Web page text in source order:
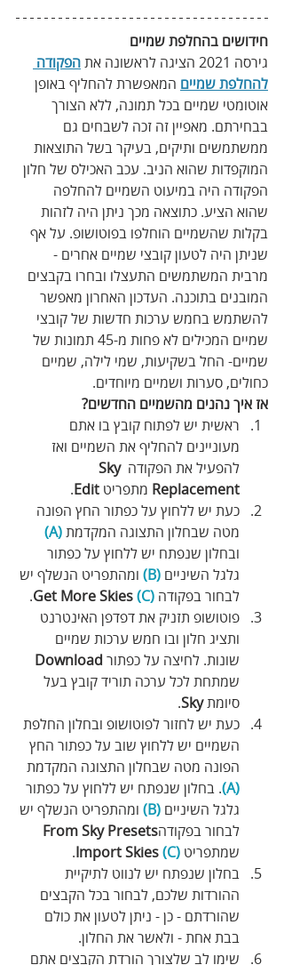
חידושים בהחלפת שמיים
גירסה 2021 הציגה לראשונה את
הפקודה
להחלפת שמיים המאפשרת להחליף באופן
אוטומטי שמיים בכל תמונה, ללא הצורך
בבחירתם. מאפיין זה זכה לשבחים גם
ממשתמשים ותיקים, בעיקר בשל התוצאות
המוקפדות שהוא הניב. עכב האכילס של חלון
הפקודה היה במיעוט השמיים להחלפה
שהוא הציע. כתוצאה מכך ניתן היה לזהות
בקלות שהשמיים הוחלפו בפוטושופ. על אף
שניתן היה לטעון קובצי שמיים אחרים -
מרבית המשתמשים התעצלו ובחרו בקבצים
המובנים בתוכנה. העדכון האחרון מאפשר
להשתמש בחמש ערכות חדשות של קובצי
שמיים המכילים לא פחות מ-45 תמונות של
שמיים- החל בשקיעות, שמי לילה, שמיים
כחולים, סערות ושמיים מיוחדים.
אז איך נהנים מהשמיים החדשים?
ראשית יש לפתוח קובץ בו אתם
מעוניינים להחליף את השמיים ואז
להפעיל את הפקודה Sky
Replacement מתפריט Edit
.
כעת יש ללחוץ על כפתור החץ הפונה
מטה שבחלון התצוגה המקדמת (A)
ובחלון שנפתח יש ללחוץ על כפתור
גלגל השיניים (B)
ומהתפריט הנשלף יש
לבחור בפקודה (C)
.
פוטושופ תזניק את דפדפן האינטרנט
ותציג חלון ובו חמש ערכות שמיים
שונות. לחיצה על כפתור Download
שמתחת לכל ערכה תוריד קובץ בעל
סיומת Sky
.
כעת יש לחזור לפוטושופ ובחלון החלפת
השמיים יש ללחוץ שוב על כפתור החץ
הפונה מטה שבחלון התצוגה המקדמת
(A)
. בחלון שנפתח יש ללחוץ על כפתור
גלגל השיניים (B)
ומהתפריט הנשלף יש
לבחור בפקודהFrom Sky Presets
שמתפריט
Import Skies (C)
.
בחלון שנפתח יש לנווט לתיקיית
ההורדות שלכם, לבחור בכל הקבצים
שהורדתם - כן - ניתן לטעון את כולם
בבת אחת - ולאשר את החלון.
שימו לב שלצורך הורדת הקבצים אתם